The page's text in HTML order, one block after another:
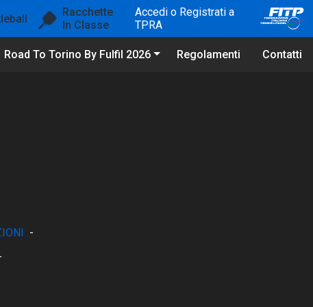
Racchette
In Classe
Accedi o Registrati a
TPRA
Road To Torino By Fulfil 2026 Regolamenti Contatti
-